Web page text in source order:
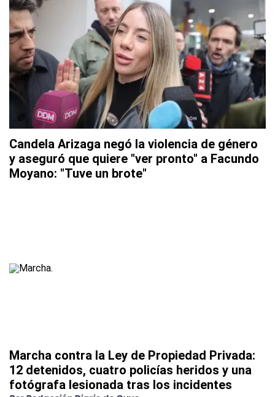
Candela Arizaga negó la violencia de género
y aseguró que quiere "ver pronto" a Facundo
Moyano: "Tuve un brote"
Marcha contra la Ley de Propiedad Privada:
12 detenidos, cuatro policías heridos y una
fotógrafa lesionada tras los incidentes